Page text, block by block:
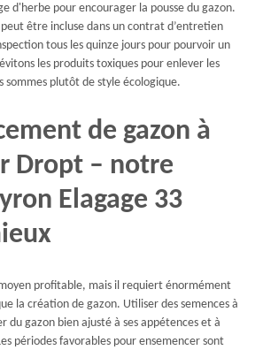
d'herbe pour encourager la pousse du gazon.
être incluse dans un contrat d’entretien
tous les quinze jours pour pourvoir un
les produits toxiques pour enlever les
sommes plutôt de style écologique.
de gazon à
Dropt – notre
Elagage 33
profitable, mais il requiert énormément
la création de gazon. Utiliser des semences à
du gazon bien ajusté à ses appétences et à
périodes favorables pour ensemencer sont